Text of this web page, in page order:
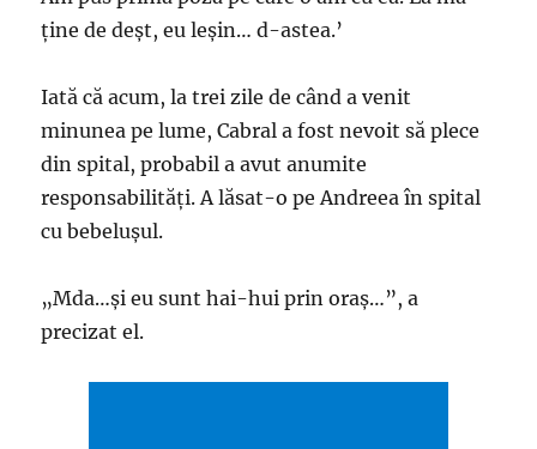
ține de deșt, eu leșin… d-astea.’
Iată că acum, la trei zile de când a venit
minunea pe lume, Cabral a fost nevoit să plece
din spital, probabil a avut anumite
responsabilităţi. A lăsat-o pe Andreea în spital
cu bebeluşul.
„Mda…şi eu sunt hai-hui prin oraş…”, a
precizat el.